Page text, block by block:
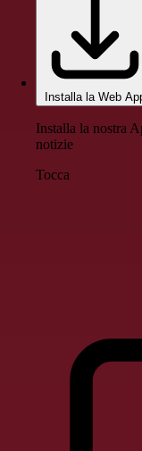
Installa la Web
Installa la nostra
notizie
Tocca